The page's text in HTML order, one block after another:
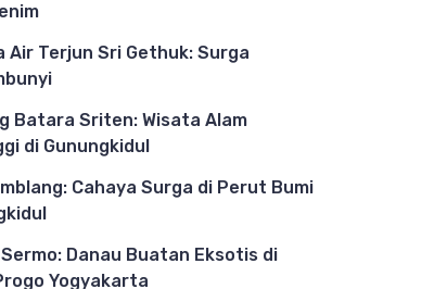
Air Terjun Sri Gethuk: Surga
Batara Sriten: Wisata Alam
di Gunungkidul
Cahaya Surga di Perut Bumi
Danau Buatan Eksotis di
Yogyakarta